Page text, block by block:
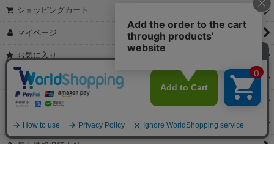
＞詳細は画像をタップ＜
願いします。
②宛名（空欄は上様は不可）
③但し書き（空欄やお品代は不可）
【すでにご注文が完了している場合】
①お電話・メール・LINEにて領収書希望の連絡をお願い致します
②後日、郵送にて領収書を送らせて頂きます。
①マイページから購入履歴→購入内容→領収書発行を選択。
②後日、郵送にて領収書を送らせて頂きます。
ショッピングカート
マイページ
お気に入り
特定商取引法表示
ご利用案内
お問い合せ
個人情報保護方針